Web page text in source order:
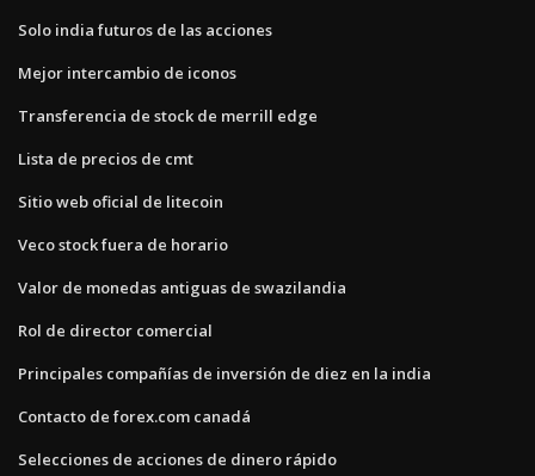
Solo india futuros de las acciones
Mejor intercambio de iconos
Transferencia de stock de merrill edge
Lista de precios de cmt
Sitio web oficial de litecoin
Veco stock fuera de horario
Valor de monedas antiguas de swazilandia
Rol de director comercial
Principales compañías de inversión de diez en la india
Contacto de forex.com canadá
Selecciones de acciones de dinero rápido